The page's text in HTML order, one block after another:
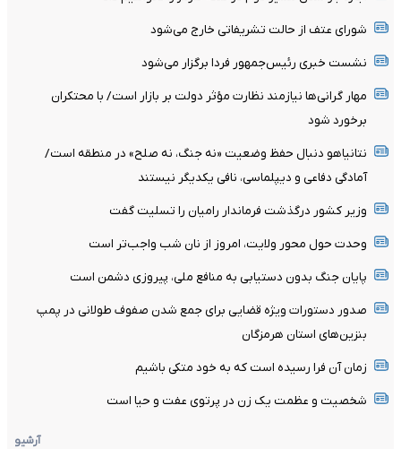
شورای عتف از حالت تشریفاتی خارج می‌شود
نشست خبری رئیس‌جمهور فردا برگزار می‌شود
مهار گرانی‌ها نیازمند نظارت مؤثر دولت بر بازار است/ با محتکران
برخورد شود
نتانیاهو دنبال حفظ وضعیت «نه جنگ، نه صلح» در منطقه است/
آمادگی دفاعی و دیپلماسی، نافی یکدیگر نیستند
وزیر کشور درگذشت فرماندار رامیان را تسلیت گفت
وحدت حول محور ولایت، امروز از نان شب واجب‌تر است
پایان جنگ بدون دستیابی به منافع ملی، پیروزی دشمن است
صدور دستورات ویژه قضایی برای جمع شدن صفوف طولانی در پمپ
بنزین‌های استان هرمزگان
زمان آن فرا رسیده است که به خود متکی باشیم
شخصیت و عظمت یک زن در پرتوی عفت و حیا است
آرشیو